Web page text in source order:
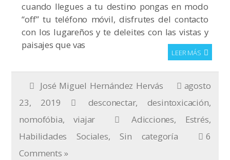
cuando llegues a tu destino pongas en modo
“off” tu teléfono móvil, disfrutes del contacto
con los lugareños y te deleites con las vistas y
paisajes que vas
LEER MÁS
José Miguel Hernández Hervás
agosto
23, 2019
desconectar, desintoxicación,
nomofóbia,viajar Adicciones, Estrés,
Habilidades Sociales,Sin categoría
6
Comments »